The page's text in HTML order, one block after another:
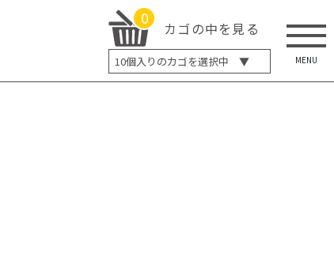
0
カゴの中を見る
10個入りのカゴを選択中 ▼
5個入り
MENU